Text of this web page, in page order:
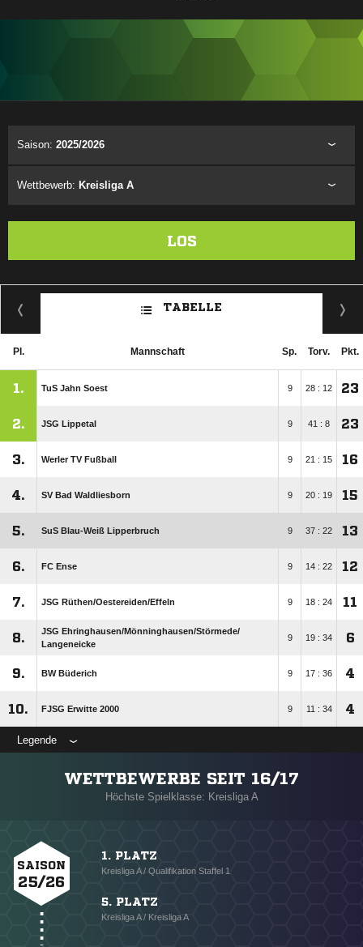
Saison: 2025/2026
Wettbewerb: Kreisliga A
LOS
TABELLE
Pl. Mannschaft Sp. Torv. Pkt.
1. TuS Jahn Soest 9 28 : 12 23
2. JSG Lippetal 9 41 : 8 23
3. Werler TV Fußball 9 21 : 15 16
4. SV Bad Waldliesborn 9 20 : 19 15
5. SuS Blau-Weiß Lipperbruch 9 37 : 22 13
6. FC Ense 9 14 : 22 12
7. JSG Rüthen/​Oestereiden/​Effeln 9 18 : 24 11
8.
JSG Ehringhausen/​Mönninghausen/​Störmede/​
Langeneicke
9 19 : 34 6
9. BW Büderich 9 17 : 36 4
10. FJSG Erwitte 2000 9 11 : 34 4
Legende
WETTBEWERBE SEIT 16/17
Höchste Spielklasse: Kreisliga A
SAISON
25/26
1. PLATZ
Kreisliga A / Qualifikation Staffel 1
5. PLATZ
Kreisliga A / Kreisliga A